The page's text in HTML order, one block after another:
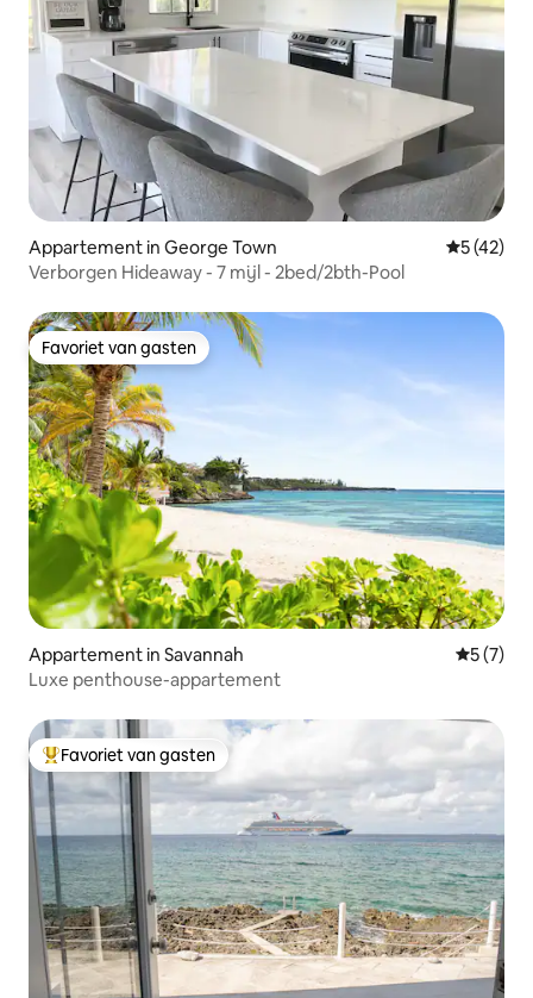
Appartement in George Town
5 (42)
Verborgen Hideaway - 7 mijl - 2bed/2bth-Pool
Favoriet van gasten
Favoriet van gasten
Appartement in Savannah
5 (7)
Luxe penthouse-appartement
Topfavoriet van gasten
Favoriet van gasten